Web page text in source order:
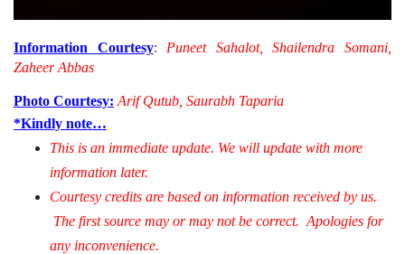
Information Courtesy: Puneet Sahalot, Shailendra Somani,
Zaheer Abbas
Photo Courtesy: Arif Qutub, Saurabh Taparia
*Kindly note…
This is an immediate update. We will update with more
information later.
Courtesy credits are based on information received by us.
The first source may or may not be correct. Apologies for
any inconvenience.